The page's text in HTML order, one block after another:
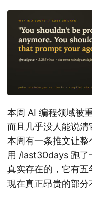
本周 AI 编程领域被
而且几乎没人能说清
本周有一条推文让整
用 /last30days 跑了
真实存在的，它有五
现在真正昂贵的部分